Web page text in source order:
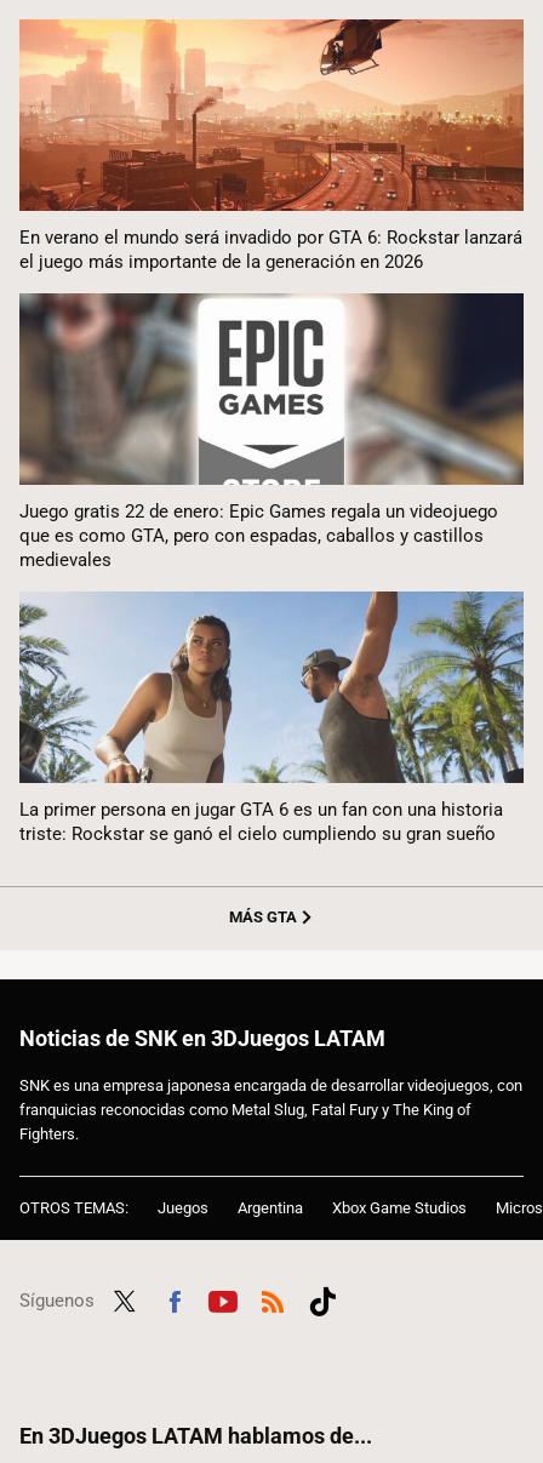
En verano el mundo será invadido por GTA 6: Rockstar lanzará
el juego más importante de la generación en 2026
Juego gratis 22 de enero: Epic Games regala un videojuego
que es como GTA, pero con espadas, caballos y castillos
medievales
La primer persona en jugar GTA 6 es un fan con una historia
triste: Rockstar se ganó el cielo cumpliendo su gran sueño
MÁS GTA
Noticias de SNK en 3DJuegos LATAM
SNK es una empresa japonesa encargada de desarrollar videojuegos, con
franquicias reconocidas como Metal Slug, Fatal Fury y The King of
Fighters.
OTROS TEMAS: Juegos Argentina Xbox Game Studios
Síguenos
En 3DJuegos LATAM hablamos de...